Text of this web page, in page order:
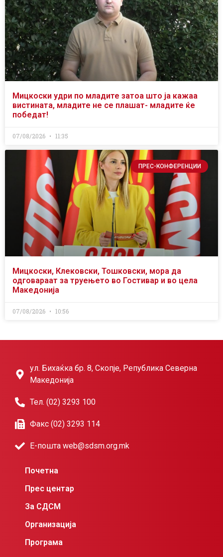
Мицкоски удри по младите затоа што ја кажаа
вистината, младите не се плашат- младите ќе
победат!
07/08/2026 11:35
ПРЕС-КОНФЕРЕНЦИИ
Мицкоски, Клековски, Тошковски, мора да
одговараат за труењето во Гостивар и во цела
Македонија
07/08/2026 10:56
ул. Бихаќка бр. 8, Скопје, Република Северна
Македонија
Тел. (02) 3293 100
Факс (02) 3293 114
Е-пошта web@sdsm.org.mk
Почетна
Прес центар
За СДСМ
Организација
Програма